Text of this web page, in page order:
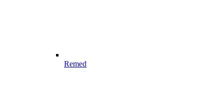
Remed